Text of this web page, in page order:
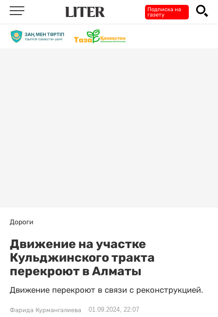
Подписка на
газету
Дороги
Движение на участке
Кульджинского тракта
перекроют в Алматы
Движение перекроют в связи с реконструкцией.
Фарида Курмангалиева 01.09.2024, 22:07